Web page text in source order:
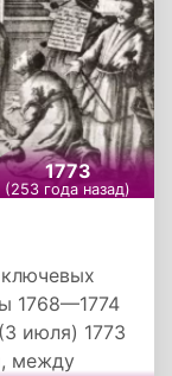
1773
(253 года назад)
1768—1774
июля) 1773
между